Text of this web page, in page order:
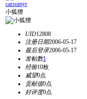
carsomyr
小狐狸
UID12808
注册日期2006-05-17
最后登录2006-05-17
发帖数1
经验10枚
威望0点
贡献值0点
好评度0点